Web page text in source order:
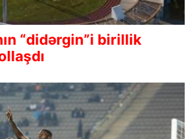
“didərgin”i birillik